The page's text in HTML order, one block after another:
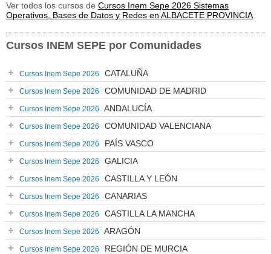
Ver todos los cursos de Cursos Inem Sepe 2026 Sistemas
Operativos, Bases de Datos y Redes en ALBACETE PROVINCIA
Cursos INEM SEPE por Comunidades
Cursos Inem Sepe 2026 CATALUÑA
Cursos Inem Sepe 2026 COMUNIDAD DE MADRID
Cursos Inem Sepe 2026 ANDALUCÍA
Cursos Inem Sepe 2026 COMUNIDAD VALENCIANA
Cursos Inem Sepe 2026 PAÍS VASCO
Cursos Inem Sepe 2026 GALICIA
Cursos Inem Sepe 2026 CASTILLA Y LEÓN
Cursos Inem Sepe 2026 CANARIAS
Cursos Inem Sepe 2026 CASTILLA LA MANCHA
Cursos Inem Sepe 2026 ARAGÓN
Cursos Inem Sepe 2026 REGIÓN DE MURCIA